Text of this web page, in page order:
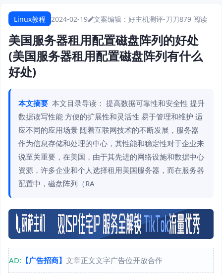
Linux教程 2024-02-19 文案编辑：好主机测评-刀刀879 阅读
美国服务器租用配置磁盘阵列的好处
(美国服务器租用配置磁盘阵列有什么
好处)
本文摘要 本文目录导读： 提高数据可靠性和安全性 提升
数据读写性能 方便的扩展性和灵活性 易于管理和维护 适
应不同的应用场景 随着互联网技术的不断发展，服务器
作为信息存储和处理的中心，其性能和稳定性对于企业来
说至关重要，在美国，由于其先进的网络设施和数据中心
资源，许多企业和个人选择租用美国服务器，而在服务器
配置中，磁盘阵列（RA
AD: 【广告招商】 文章正文文字广告位开放合作